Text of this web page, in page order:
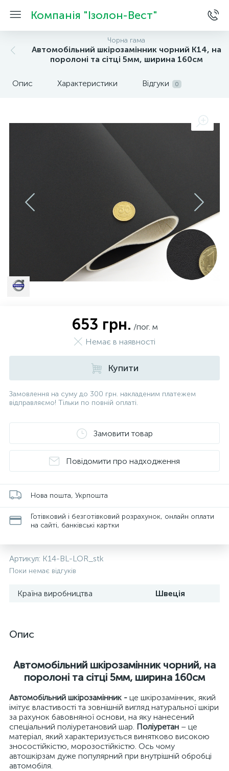
Компанія "Ізолон-Вест"
Чорна гама
Автомобільний шкірозамінник чорний K14, на
поролоні та сітці 5мм, ширина 160cм
Опис Характеристики Відгуки 0
653 грн. /пог. м
Немає в наявності
Купити
Замовлення на суму до 300 грн. накладеним платежем
відправляємо! Тільки по повній оплаті.
Замовити товар
Повідомити про надходження
Нова пошта, Укрпошта
Готівковий і безготівковий розрахунок, онлайн оплати
на сайті, банківські картки
Артикул: K14-BL-LOR_stk
Поки немає відгуків
Країна виробництва Швеція
Опис
Автомобільний шкірозамінник чорний, на
поролоні та сітці 5мм, ширина 160cм
Автомобільний шкірозамінник - це шкірозамінник, який
імітує властивості та зовнішній вигляд натуральної шкіри
за рахунок бавовняної основи, на яку нанесений
спеціальний поліуретановий шар. Поліуретан – це
матеріал, який характеризується винятково високою
зносостійкістю, морозостійкістю. Ось чому
автошкірзам дуже популярний при внутрішній обробці
автомобіля.